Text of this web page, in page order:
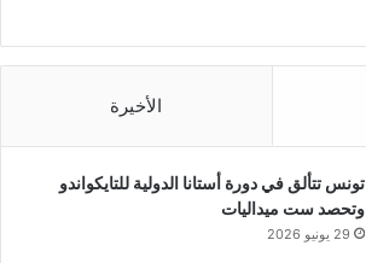
الأخيرة
تونس تتألق في دورة أستانا الدولية للتايكواندو
وتحصد ست ميداليات
29 يونيو 2026